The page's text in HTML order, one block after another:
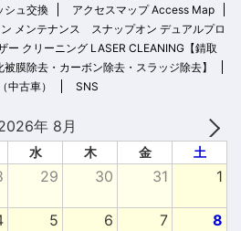
シュ交換
アクセスマップ Access Map
メンテナンス スナップオン デュアルプロ
ー クリーニング LASER CLEANING【錆取
膜除去・カーボン除去・スラッジ除去】
中古車）
SNS
年 8月
水 木 金 土
29 30 31 1
5 6 7 8